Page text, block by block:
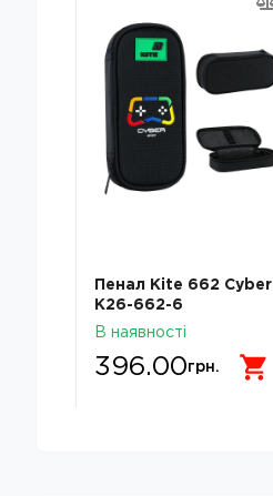
Пенал Kite 662 Cyber
K26-662-6
В наявності
396.00грн.